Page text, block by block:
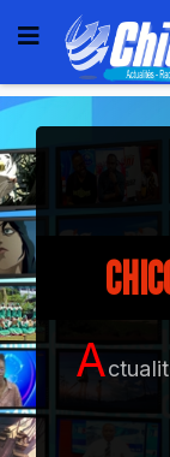
A